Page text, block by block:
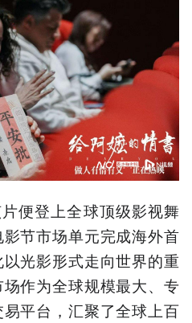
便登上全球顶级影视舞
节市场单元完成海外首
光影形式走向世界的重
作为全球规模最大、专
平台，汇聚了全球上百